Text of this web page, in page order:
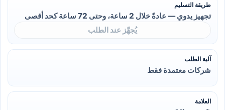
طريقة التسليم
تجهيز يدوي — عادةً خلال 2 ساعة، وحتى 72 ساعة كحد أقصى
يُجهَّز عند الطلب
آلية الطلب
شركات معتمدة فقط
العلامة